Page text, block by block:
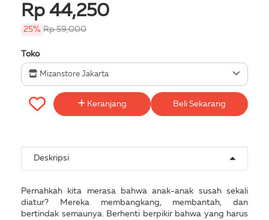
Rp 44,250
25% Rp 59,000
Toko
Mizanstore Jakarta
Keranjang Beli Sekarang
Deskripsi
Pernahkah kita merasa bahwa anak-anak susah sekali
diatur? Mereka membangkang, membantah, dan
bertindak semaunya. Berhenti berpikir bahwa yang harus